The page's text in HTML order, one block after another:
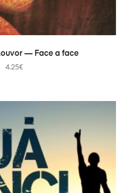
В КОРЗИНУ— Face a face
4.25€